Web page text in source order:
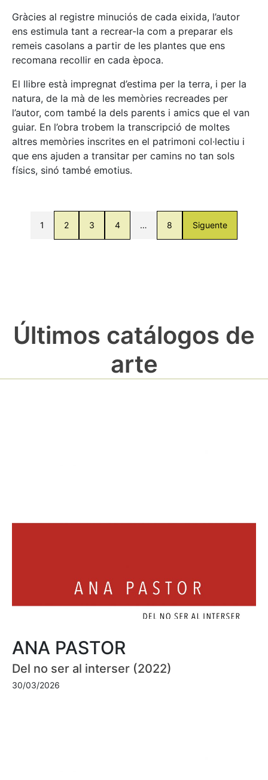
Gràcies al registre minuciós de cada eixida, l’autor
ens estimula tant a recrear-la com a preparar els
remeis casolans a partir de les plantes que ens
recomana recollir en cada època.
El llibre està impregnat d’estima per la terra, i per la
natura, de la mà de les memòries recreades per
l’autor, com també la dels parents i amics que el van
guiar. En l’obra trobem la transcripció de moltes
altres memòries inscrites en el patrimoni col·lectiu i
que ens ajuden a transitar per camins no tan sols
físics, sinó també emotius.
1 2 3 4 … 8 Siguente
Últimos catálogos de
arte
ANA PASTOR
Del no ser al interser (2022)
30/03/2026